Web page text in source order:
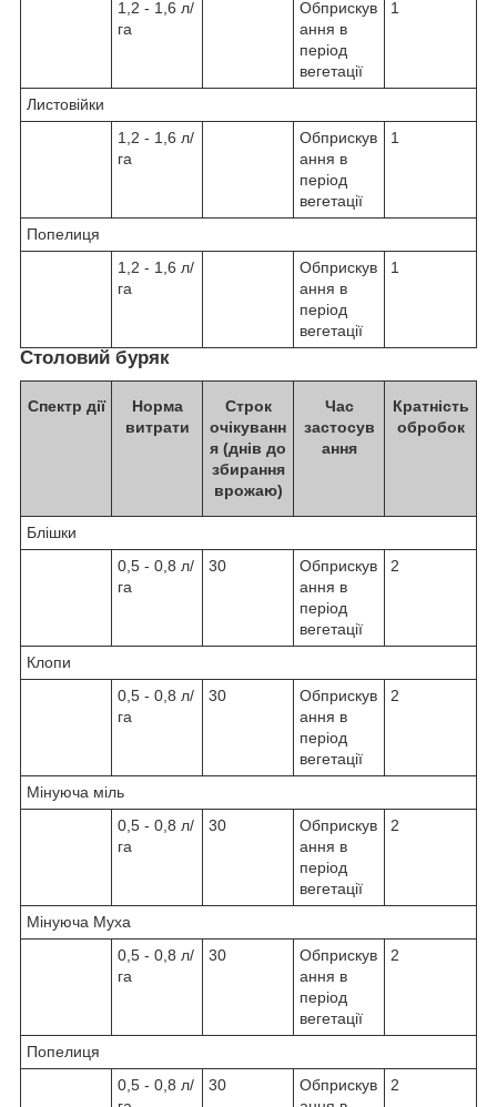
1,2 - 1,6 л/
га
Обприскув
ання в
період
вегетації
1
Листовійки
1,2 - 1,6 л/
га
Обприскув
ання в
період
вегетації
1
Попелиця
1,2 - 1,6 л/
га
Обприскув
ання в
період
вегетації
1
Столовий буряк
Спектр дії
Норма
витрати
Строк
очікуванн
я (днів до
збирання
врожаю)
Час
застосув
ання
Кратність
обробок
Блішки
0,5 - 0,8 л/
га
30
Обприскув
ання в
період
вегетації
2
Клопи
0,5 - 0,8 л/
га
30
Обприскув
ання в
період
вегетації
2
Мінуюча міль
0,5 - 0,8 л/
га
30
Обприскув
ання в
період
вегетації
2
Мінуюча Муха
0,5 - 0,8 л/
га
30
Обприскув
ання в
період
вегетації
2
Попелиця
0,5 - 0,8 л/
30
Обприскув
2